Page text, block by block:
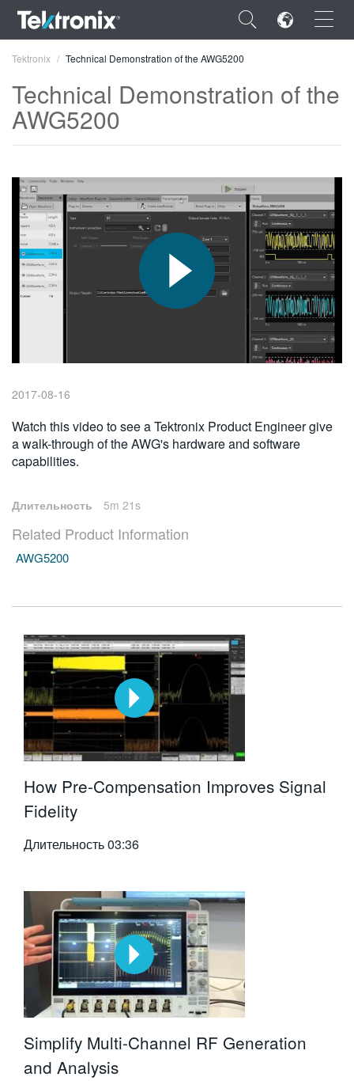
×
FRANÇAIS
DEUTSCH
VIỆT NAM
简体中文
日本語
Tektronix Technical Demonstration of the AWG5200
Technical Demonstration of the
AWG5200
2017-08-16
Watch this video to see a Tektronix Product Engineer give
a walk-through of the AWG's hardware and software
capabilities.
Длительность 5m 21s
Related Product Information
AWG5200
How Pre-Compensation Improves Signal
Fidelity
Длительность03:36
Simplify Multi-Channel RF Generation
and Analysis